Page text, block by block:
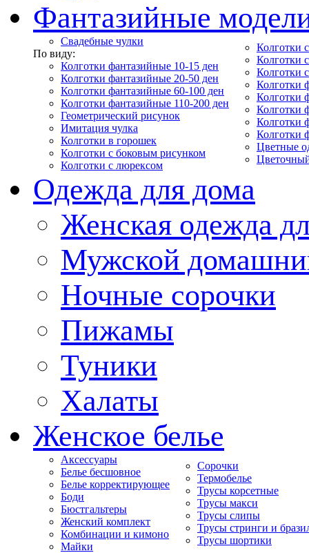
Фантазийные
Свадебные чулки
По виду:
Колготки фантазийные 10-15 ден
Колготки фантазийные 20-50 ден
Колготки фантазийные 60-100 ден
Колготки фантазийные 110-200 ден
Геометрический рисунок
Имитация чулка
Колготки в горошек
Колготки с боковым рисунком
Колготки с люрексом
Колготки
Колготки
Колготки
Колготки
Колготки
Колготки
Колготки
Колготки
Цветные
Одежда для дома
Женская одежда
Мужской
Ночные сорочки
Пижамы
Туники
Халаты
Женское белье
Аксессуары
Белье бесшовное
Белье корректирующее
Боди
Бюстгальтеры
Женский комплект
Комбинации и кимоно
Майки
Сорочки
Термобелье
Трусы корсетные
Трусы макси
Трусы слипы
Трусы стринги и
Трусы шортики